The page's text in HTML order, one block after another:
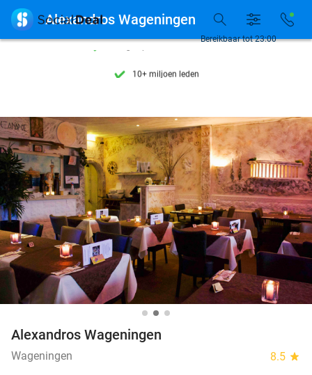
7 dagen per week beschikbaar
7 dagen per week beschikbaar
10+ miljoen leden
Bereikbaar tot 23:00
 Alexandros Wageningen
Alexandros Wageningen
Wageningen 8.5 star